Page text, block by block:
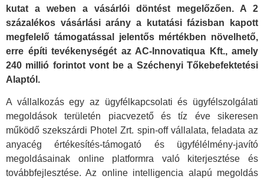
kutat a weben a vásárlói döntést megelőzően. A 2
százalékos vásárlási arány a kutatási fázisban kapott
megfelelő támogatással jelentős mértékben növelhető,
erre építi tevékenységét az AC-Innovatiqua Kft., amely
240 millió forintot vont be a Széchenyi Tőkebefektetési
Alaptól.
A vállalkozás egy az ügyfélkapcsolati és ügyfélszolgálati
megoldások területén piacvezető és tíz éve sikeresen
működő szekszárdi Photel Zrt. spin-off vállalata, feladata az
anyacég értékesítés-támogató és ügyfélélmény-javító
megoldásainak online platformra való kiterjesztése és
továbbfejlesztése. Az online intelligencia alapú megoldás